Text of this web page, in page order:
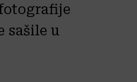
sašile u